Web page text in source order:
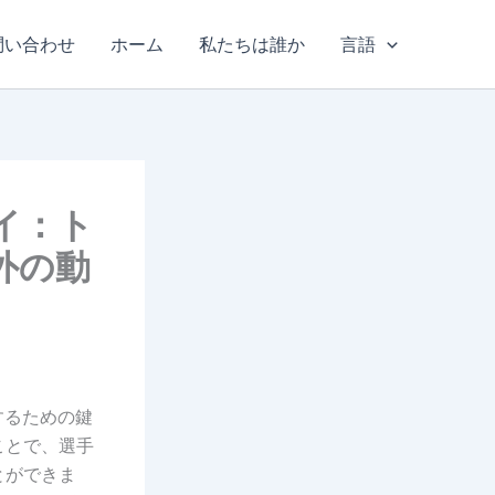
い合わせ ホーム 私たちは誰か 言語
：ト
の動
ための鍵
とで、選手
できま